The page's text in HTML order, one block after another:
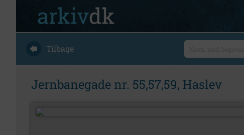
Tilbage
Jernbanegade nr. 55,57,59, Haslev